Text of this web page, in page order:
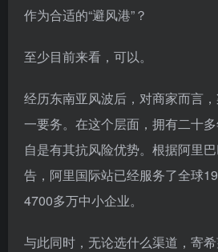
作为合适的“避风港”？
至少目前来看，可以。
经历东南亚风波后，对商家而言
一要务。在这个层面，拥有二十
自是有其抗风险优势。根据阿里
告，阿里国际站已经服务了全球
4700多万中小企业。
与此同时，无论选什么渠道，寄